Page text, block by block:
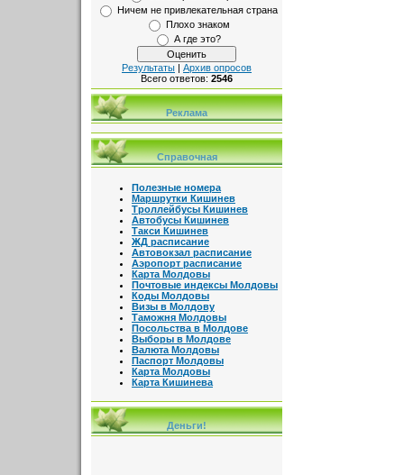
Ничем не привлекательная страна
Плохо знаком
А где это?
Результаты | Архив опросов
Всего ответов: 2546
Реклама
Справочная
Полезные номера
Маршрутки Кишинев
Троллейбусы Кишинев
Автобусы Кишинев
Такси Кишинев
ЖД расписание
Автовокзал расписание
Аэропорт расписание
Карта Молдовы
Почтовые индексы Молдовы
Коды Молдовы
Визы в Молдову
Таможня Молдовы
Посольства в Молдове
Выборы в Молдове
Валюта Молдовы
Паспорт Молдовы
Карта Молдовы
Карта Кишинева
Деньги!